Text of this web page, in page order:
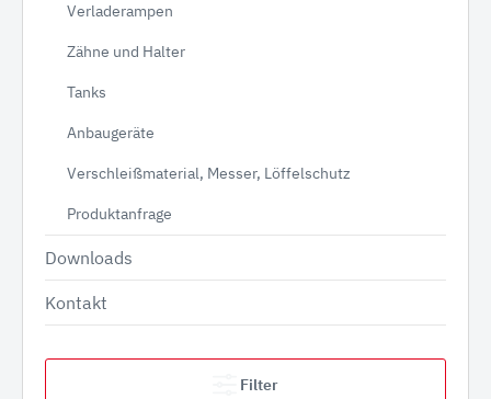
Verladerampen
Zähne und Halter
Tanks
Anbaugeräte
Verschleißmaterial, Messer, Löffelschutz
Produktanfrage
Downloads
Kontakt
Filter